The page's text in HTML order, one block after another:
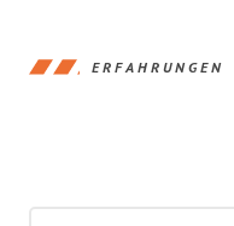
ERFAHRUNGEN